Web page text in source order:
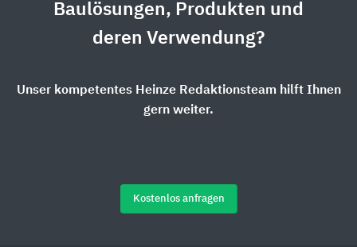
Baulösungen, Produkten und
deren Verwendung?
Unser kompetentes Heinze Redaktionsteam hilft Ihnen
gern weiter.
Kostenlos anfragen